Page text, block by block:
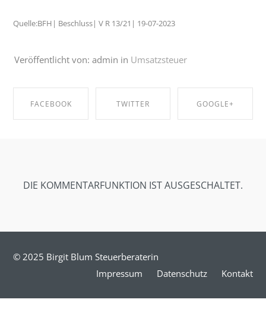
Quelle:BFH| Beschluss| V R 13/21| 19-07-2023
Veröffentlicht von: admin in Umsatzsteuer
FACEBOOK TWITTER GOOGLE+
DIE KOMMENTARFUNKTION IST AUSGESCHALTET.
© 2025 Birgit Blum Steuerberaterin
Impressum
Datenschutz Kontakt